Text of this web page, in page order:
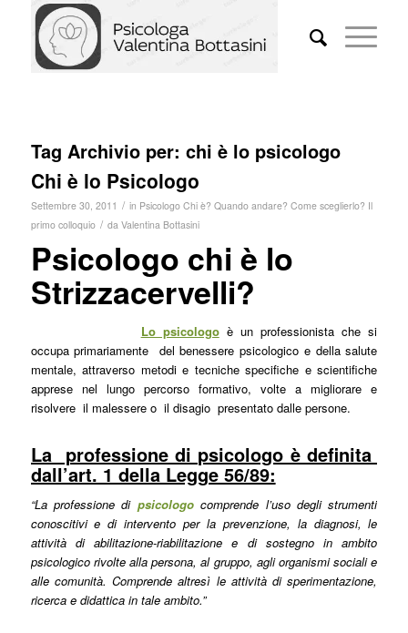
Tag Archivio per: chi è lo psicologo
Chi è lo Psicologo
Settembre 30, 2011 / in Psicologo Chi è? Quando andare? Come sceglierlo? Il
primo colloquio / da Valentina Bottasini
Psicologo chi è lo
Strizzacervelli?
Lo psicologoè un professionista che si
occupa primariamente del benessere psicologico e della salute
mentale, attraverso metodi e tecniche specifiche e scientifiche
apprese nel lungo percorso formativo, volte a migliorare e
risolvere il malessere o il disagio presentato dalle persone.
La professione di psicologo è definita
dall’art. 1 della Legge 56/89:
“La professione di psicologocomprende l’uso degli strumenti
conoscitivi e di intervento per la prevenzione, la diagnosi, le
attività di abilitazione-riabilitazione e di sostegno in ambito
psicologico rivolte alla persona, al gruppo, agli organismi sociali e
alle comunità. Comprende altresì le attività di sperimentazione,
ricerca e didattica in tale ambito.”